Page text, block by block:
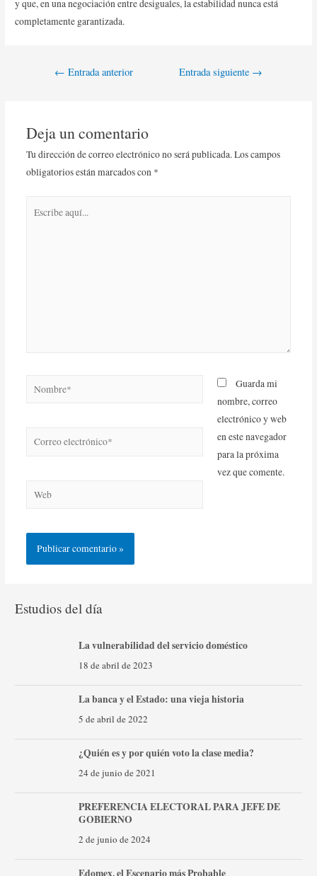
y que, en una negociación entre desiguales, la estabilidad nunca está
completamente garantizada.
← Entrada anterior Entrada siguiente →
Deja un comentario
Tu dirección de correo electrónico no será publicada.Los campos
obligatorios están marcados con *
Guarda mi
nombre, correo
electrónico y web
en este navegador
para la próxima
vez que comente.
Estudios del día
La vulnerabilidad del servicio doméstico
18 de abril de 2023
La banca y el Estado: una vieja historia
5 de abril de 2022
¿Quién es y por quién voto la clase media?
24 de junio de 2021
PREFERENCIA ELECTORAL PARA JEFE DE
GOBIERNO
2 de junio de 2024
Edomex, el Escenario más Probable